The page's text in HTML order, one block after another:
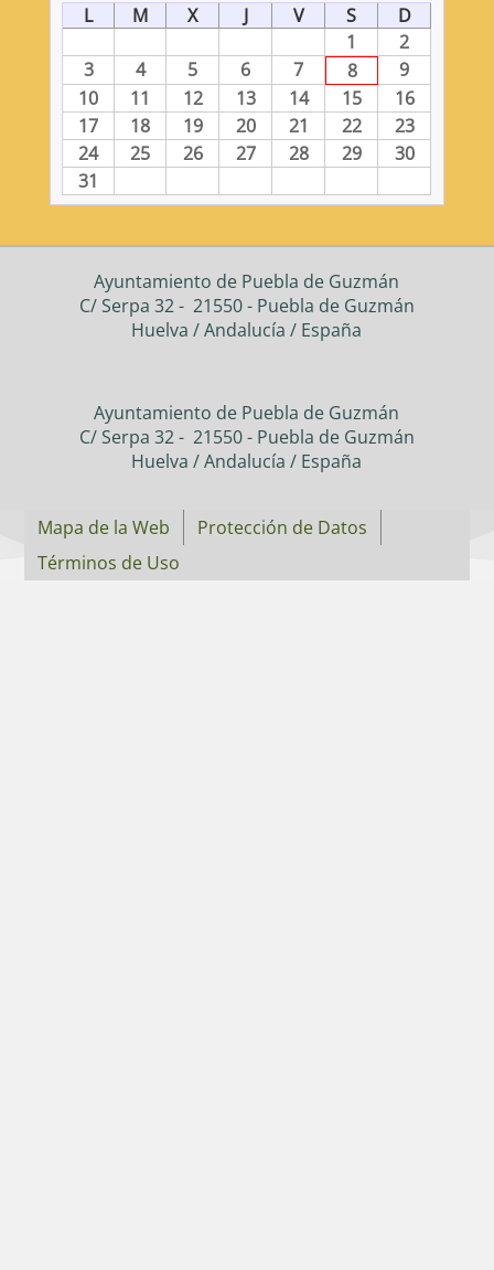
L
M X J V S
D
1
2
3
4 5 6 7 8
9
10
11 12 13 14 15
16
17
18 19 20 21 22
23
24
25 26 27 28 29
30
31
Ayuntamiento de Puebla de Guzmán
C/ Serpa 32 - 21550 - Puebla de Guzmán
Huelva / Andalucía / España
Ayuntamiento de Puebla de Guzmán
C/ Serpa 32 - 21550 - Puebla de Guzmán
Huelva / Andalucía / España
Mapa de la Web
Protección de Datos
Términos de Uso